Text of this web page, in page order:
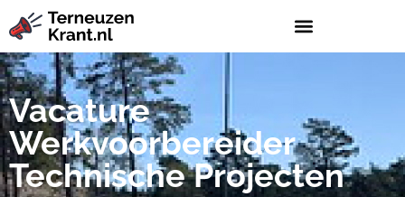
Vacature
Werkvoorbereider
Technische Projecten